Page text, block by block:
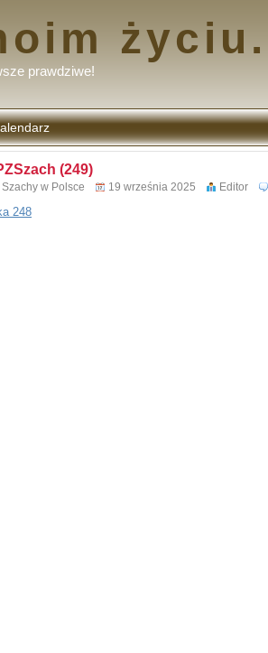
życiu.
prawdziwe!
(249)
Szachy w Polsce 19 września 2025 Editor
248